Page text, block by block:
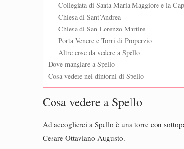
Collegiata di Santa Maria Maggiore e la
Chiesa di Sant’Andrea
Chiesa di San Lorenzo Martire
Porta Venere e Torri di Properzio
Altre cose da vedere a Spello
Dove mangiare a Spello
Cosa vedere nei dintorni di Spello
Cosa vedere a Spello
Ad accoglierci a Spello è una torre con
Cesare Ottaviano Augusto.